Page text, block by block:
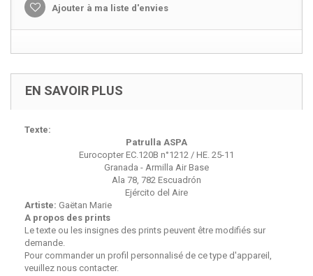
Ajouter à ma liste d'envies
EN SAVOIR PLUS
Texte:
Patrulla ASPA
Eurocopter EC.120B n°1212 / HE. 25-11
Granada - Armilla Air Base
Ala 78, 782 Escuadrón
Ejército del Aire
Artiste: Gaëtan Marie
A propos des prints
Le texte ou les insignes des prints peuvent être modifiés sur
demande.
Pour commander un profil personnalisé de ce type d'appareil,
veuillez nous contacter.